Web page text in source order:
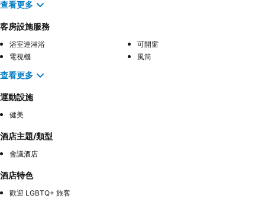
查看更多
客房設施服務
浴室連淋浴
可開窗
電視機
風筒
查看更多
運動設施
健美
酒店主題/類型
會議酒店
酒店特色
歡迎 LGBTQ+ 旅客